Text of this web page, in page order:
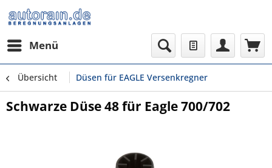
Menü
Übersicht Düsen für EAGLE Versenkregner
Schwarze Düse 48 für Eagle 700/702